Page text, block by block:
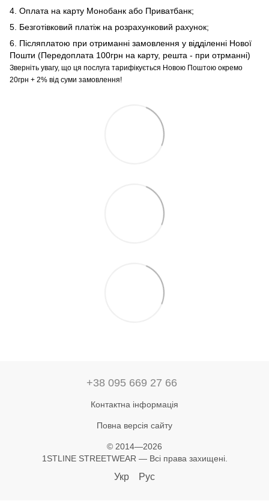
4. Оплата на карту Монобанк або Приватбанк;
5. Безготівковий платіж на розрахунковий рахунок;
6. Післяплатою при отриманні замовлення у відділенні Нової
Пошти (Передоплата 100грн на карту, решта - при отрманні)
Зверніть увагу, що ця послуга тарифікується Новою Поштою окремо
20грн + 2% від суми замовлення!
+38 095 669 27 66
Контактна інформація
Повна версія сайту
© 2014—2026
1STLINE STREETWEAR — Всі права захищені.
Укр Рус